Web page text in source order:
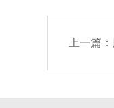
上一篇：